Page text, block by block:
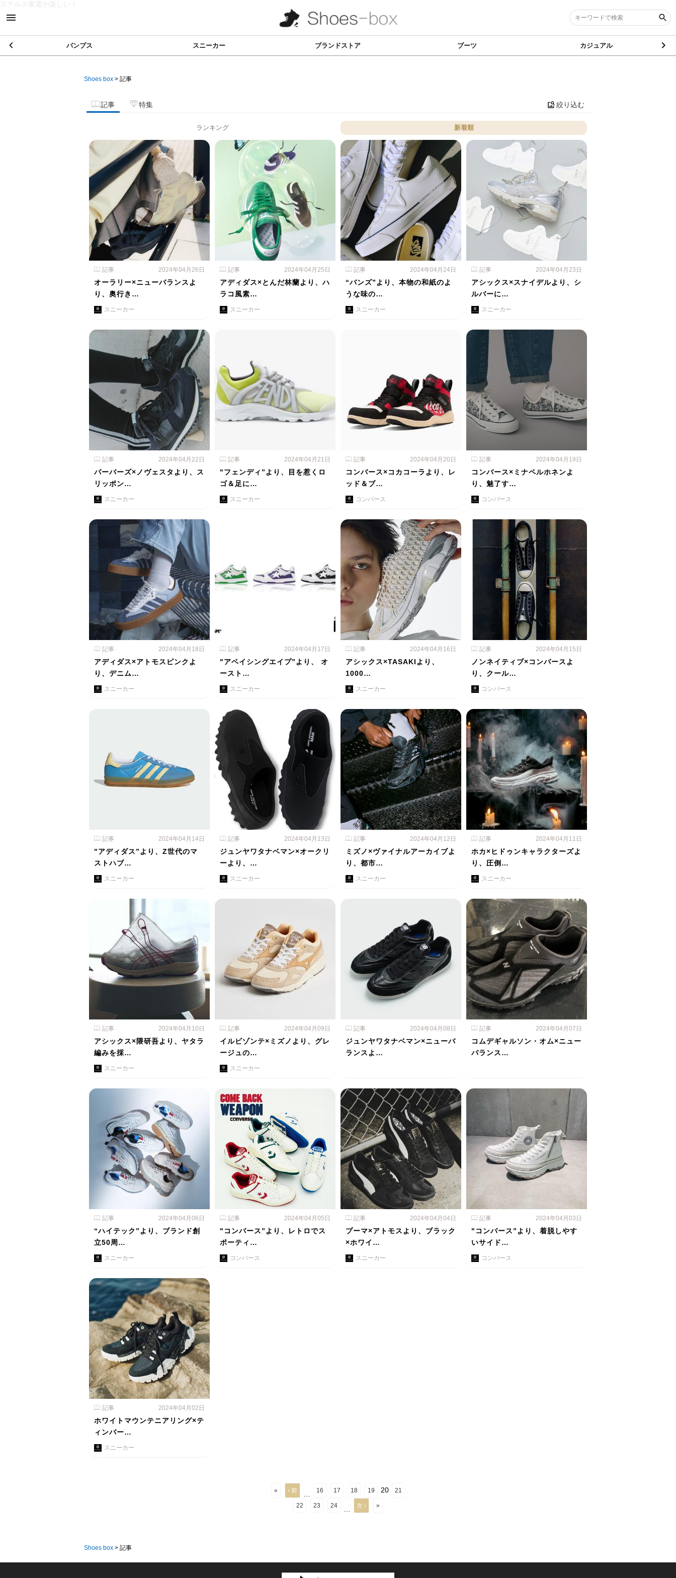
ステルス家電が楽しい！
パンプス スニーカー ブランドストア ブーツ カジュアル
Shoes box > 記事
記事 特集 絞り込む
ランキング 新着順
記事 2024年04月26日
オーラリー×ニューバランスよ
り、奥行き…
スニーカー
記事 2024年04月25日
アディダス×とんだ林蘭より、ハ
ラコ風素…
スニーカー
記事 2024年04月24日
“バンズ”より、本物の和紙のよ
うな味の…
スニーカー
記事 2024年04月23日
アシックス×スナイデルより、シ
ルバーに…
スニーカー
記事 2024年04月22日
パーバーズ×ノヴェスタより、ス
リッポン…
スニーカー
記事 2024年04月21日
"フェンディ”より、目を惹くロ
ゴ＆足に…
スニーカー
記事 2024年04月20日
コンバース×コカコーラより、レ
ッド＆ブ…
コンバース
記事 2024年04月19日
コンバース×ミナペルホネンよ
り、魅了す…
コンバース
記事 2024年04月18日
アディダス×アトモスピンクよ
り、デニム…
スニーカー
記事 2024年04月17日
"アベイシングエイプ”より、 オ
ースト…
スニーカー
記事 2024年04月16日
アシックス×TASAKIより、
1000…
スニーカー
記事 2024年04月15日
ノンネイティブ×コンバースよ
り、クール…
コンバース
記事 2024年04月14日
"アディダス”より、Z世代のマ
ストハブ…
スニーカー
記事 2024年04月13日
ジュンヤワタナベマン×オークリ
ーより、…
スニーカー
記事 2024年04月12日
ミズノ×ヴァイナルアーカイブよ
り、都市…
スニーカー
記事 2024年04月11日
ホカ×ヒドゥンキャラクターズよ
り、圧倒…
スニーカー
記事 2024年04月10日
アシックス×隈研吾より、ヤタラ
編みを採…
スニーカー
記事 2024年04月09日
イルビゾンテ×ミズノより、グレ
ージュの…
スニーカー
記事 2024年04月08日
ジュンヤワタナベマン×ニューバ
ランスよ…
記事 2024年04月07日
コムデギャルソン・オム×ニュー
バランス…
記事 2024年04月06日
“ハイテック”より、ブランド創
立50周…
スニーカー
記事 2024年04月05日
"コンバース”より、レトロでス
ポーティ…
コンバース
記事 2024年04月04日
プーマ×アトモスより、ブラック
×ホワイ…
スニーカー
記事 2024年04月03日
"コンバース”より、着脱しやす
いサイド…
コンバース
記事 2024年04月02日
ホワイトマウンテニアリング×テ
ィンバー…
スニーカー
« ‹ 前 16 17 18 19 20 21
22 23 24 次 › »
Shoes box > 記事